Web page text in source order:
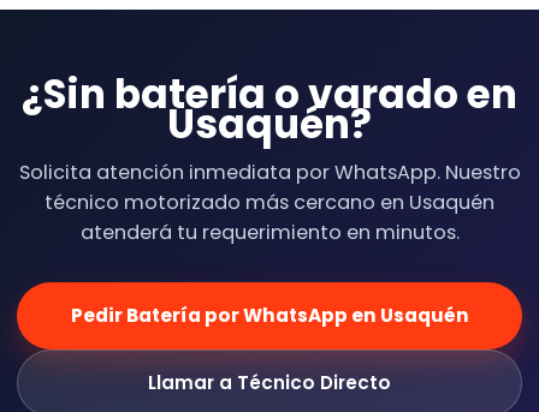
¿Sin batería o varado en
Usaquén?
Solicita atención inmediata por WhatsApp. Nuestro
técnico motorizado más cercano en Usaquén
atenderá tu requerimiento en minutos.
Pedir Batería por WhatsApp en Usaquén
Llamar a Técnico Directo